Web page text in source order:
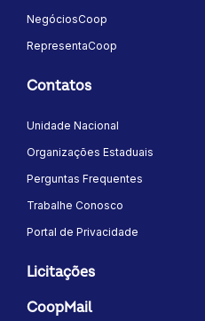
NegóciosCoop
RepresentaCoop
Contatos
Unidade Nacional
Organizações Estaduais
Perguntas Frequentes
Trabalhe Conosco
Portal de Privacidade
Licitações
CoopMail